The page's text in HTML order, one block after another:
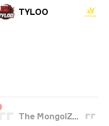
TYLOO
The MongolZ Academy